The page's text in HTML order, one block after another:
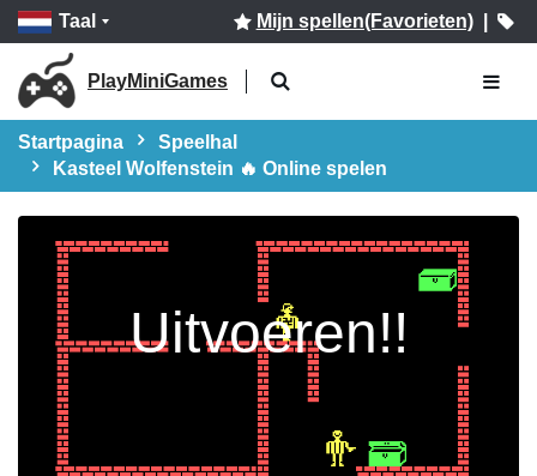
Taal Mijn spellen(Favorieten)|
PlayMiniGames
Startpagina
Speelhal
Kasteel Wolfenstein 🔥 Online spelen
Uitvoeren!!